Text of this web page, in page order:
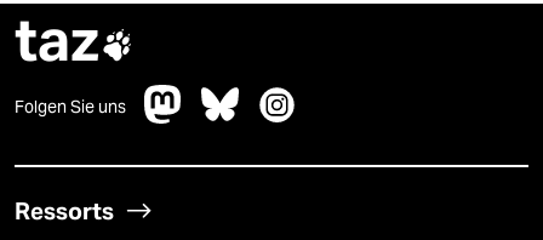
taz
Folgen Sie uns
Ressorts